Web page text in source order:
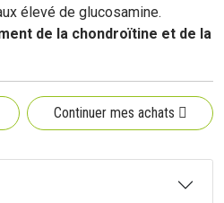
élevé de glucosamine.
de la chondroïtine et de la
Continuer mes achats